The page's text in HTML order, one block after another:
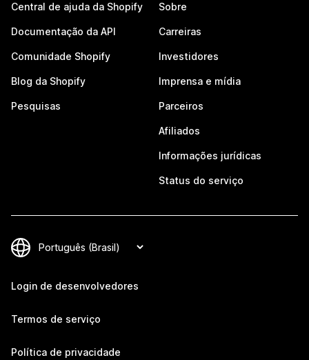
Central de ajuda da Shopify
Documentação da API
Comunidade Shopify
Blog da Shopify
Pesquisas
Sobre
Carreiras
Investidores
Imprensa e mídia
Parceiros
Afiliados
Informações jurídicas
Status do serviço
Login de desenvolvedores
Termos de serviço
Política de privacidade